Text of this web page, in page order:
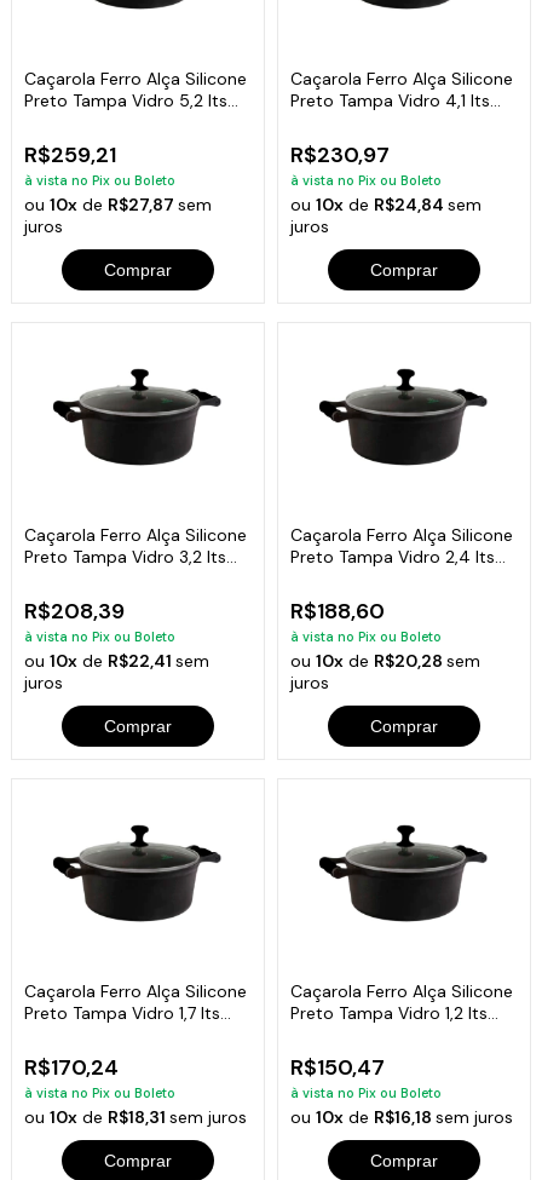
Caçarola Ferro Alça Silicone
Preto Tampa Vidro 5,2 lts
R$259,21
à vista no Pix ou Boleto
ou10x de R$27,87sem
juros
Comprar
Caçarola Ferro Alça Silicone
Preto Tampa Vidro 4,1 lts
R$230,97
à vista no Pix ou Boleto
ou 10xde R$24,84 sem
juros
Comprar
Caçarola Ferro Alça Silicone
Preto Tampa Vidro 3,2 lts
R$208,39
à vista no Pix ou Boleto
ou10x de R$22,41sem
juros
Comprar
Caçarola Ferro Alça Silicone
Preto Tampa Vidro 2,4 lts
R$188,60
à vista no Pix ou Boleto
ou 10xde R$20,28 sem
juros
Comprar
Caçarola Ferro Alça Silicone
Preto Tampa Vidro 1,7 lts
R$170,24
à vista no Pix ou Boleto
ou10x de R$18,31sem juros
Comprar
Caçarola Ferro Alça Silicone
Preto Tampa Vidro 1,2 lts
R$150,47
à vista no Pix ou Boleto
ou 10xde R$16,18 sem juros
Comprar